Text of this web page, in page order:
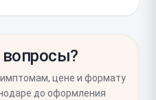
защиту от пыли и
Также
нижнего микрофона,
аудио или совершив
цене и формату
до оформления